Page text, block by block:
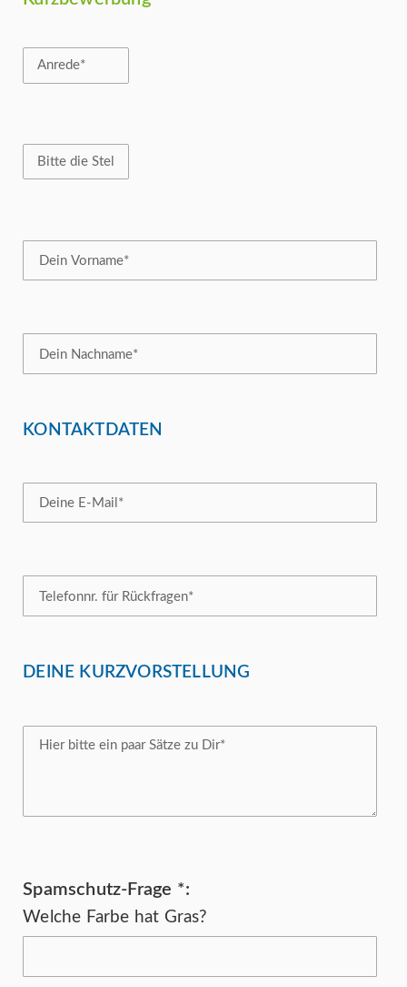
KONTAKTDATEN
DEINE KURZVORSTELLUNG
Spamschutz-Frage *:
Welche Farbe hat Gras?